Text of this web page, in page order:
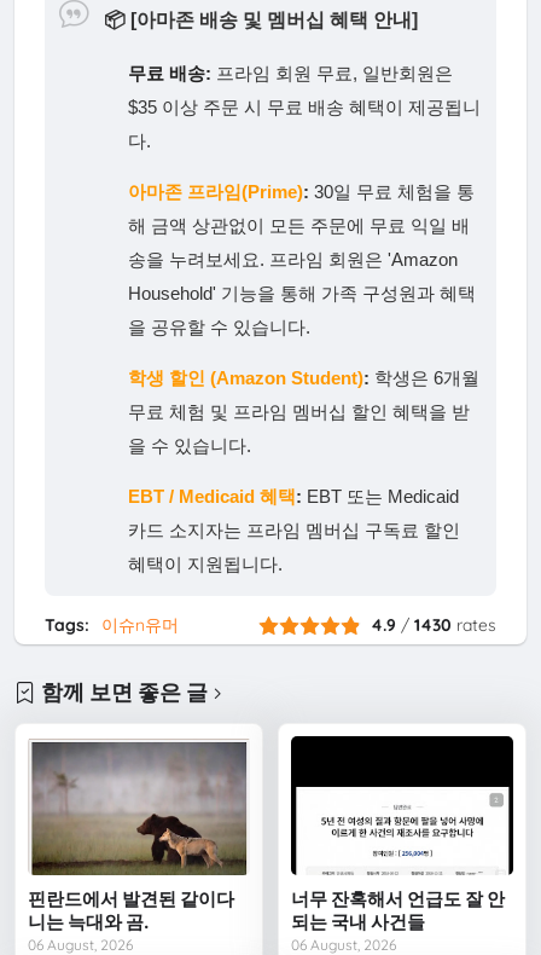
📦 [아마존 배송 및 멤버십 혜택 안내]
무료 배송: 프라임 회원 무료, 일반회원은
$35 이상 주문 시 무료 배송 혜택이 제공됩니
다.
아마존 프라임(Prime): 30일 무료 체험을 통
해 금액 상관없이 모든 주문에 무료 익일 배
송을 누려보세요. 프라임 회원은 'Amazon
Household' 기능을 통해 가족 구성원과 혜택
을 공유할 수 있습니다.
학생 할인 (Amazon Student): 학생은 6개월
무료 체험 및 프라임 멤버십 할인 혜택을 받
을 수 있습니다.
EBT / Medicaid 혜택: EBT 또는 Medicaid
카드 소지자는 프라임 멤버십 구독료 할인
혜택이 지원됩니다.
Tags: 이슈n유머 4.9 /1430 rates
함께 보면 좋은 글
핀란드에서 발견된 같이다
니는 늑대와 곰.
06 August, 2026
너무 잔혹해서 언급도 잘 안
되는 국내 사건들
06 August, 2026